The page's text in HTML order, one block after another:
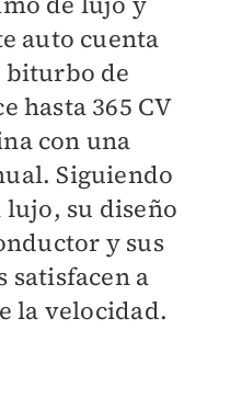
auto cuenta
biturbo de
hasta 365 CV
con una
Siguiendo
su diseño
y sus
satisfacen a
la velocidad.